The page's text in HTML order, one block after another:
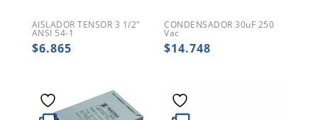
AISLADOR TENSOR 3 1/2″
ANSI 54-1
$6.865
CONDENSADOR 30uF 250
Vac
$14.748